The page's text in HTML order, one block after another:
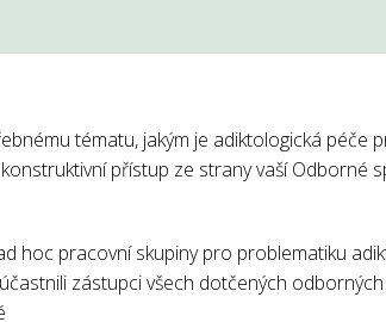
tématu, jakým je adiktologická péče
přístup ze strany vaší Odborné
hoc pracovní skupiny pro problematiku
zástupci všech dotčených